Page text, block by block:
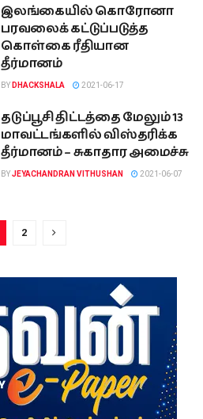
இலங்கையில் கொரோனா
பரவலைக் கட்டுப்படுத்த
கொள்கை ரீதியான
தீர்மானம்
BY DHACKSHALA 2021-06-17
தடுப்பூசி திட்டத்தை மேலும் 13
மாவட்டங்களில் விஸ்தரிக்க
தீர்மானம் – சுகாதார அமைச்சு
BYJEYACHANDRAN VITHUSHAN 2021-06-07
2